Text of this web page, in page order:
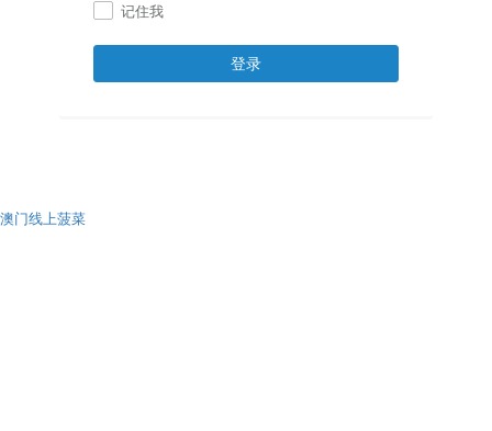
记住我
登录
澳门线上菠菜